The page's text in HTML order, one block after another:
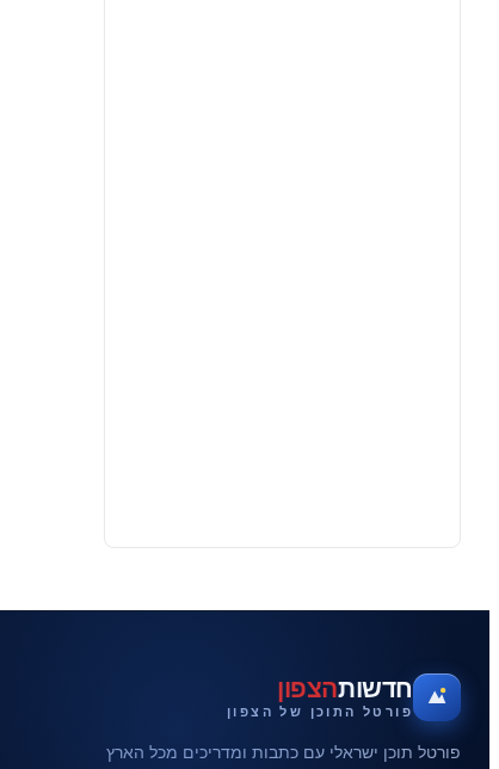
חדשותהצפון
פורטל התוכן של הצפון
פורטל תוכן ישראלי עם כתבות ומדריכים מכל הארץ